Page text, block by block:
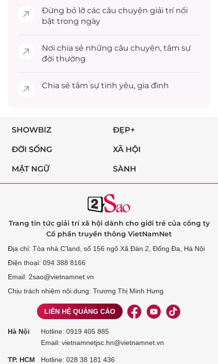
Đừng bỏ lỡ các câu chuyện giải trínổi
bật trong ngày
Nơi chia sẻ những câu chuyện, tâm sự
đời thường
Chia sẻ tâm sự tình yêu, gia đình
SHOWBIZ ĐẸP+
ĐỜI SỐNG XÃ HỘI
MẬT NGỮ SÀNH
Trang tin tức giải trí xã hội dành cho giới trẻ của công ty
Cổ phần truyền thông VietNamNet
Địa chỉ: Tòa nhà C’land, số 156 ngõ Xã Đàn 2, Đống Đa, Hà Nội
Điện thoại: 094 388 8166
Email: 2sao@vietnamnet.vn
Chịu trách nhiệm nội dung: Trương Thị Minh Hưng
LIÊN HỆ QUẢNG CÁO
Hà Nội Hotline: 0919 405 885
Email: vietnamnetjsc.hn@vietnamnet.vn
TP. HCM Hotline: 028 38 181 436